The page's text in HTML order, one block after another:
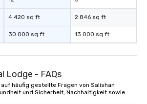
4.420 sq ft
30.000 sq ft
2.846 sq ft
13.000 sq ft
Lodge - FAQs
auf häufig gestellte Fragen von Salishan
und Sicherheit, Nachhaltigkeit sowie